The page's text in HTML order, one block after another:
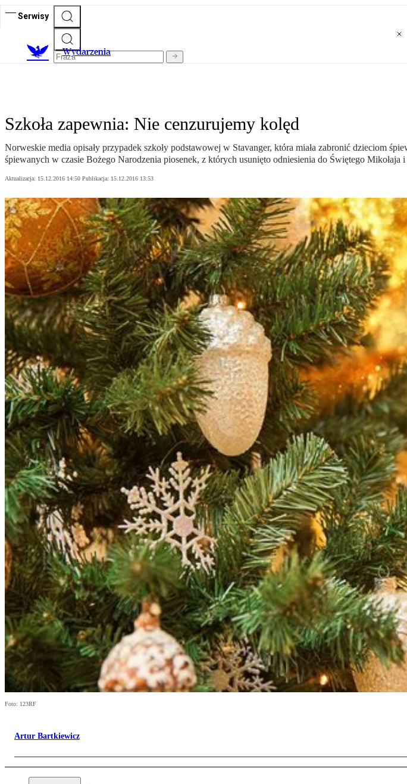
Serwisy
Wydarzenia
Szkoła zapewnia: Nie cenzurujemy kolęd
Norweskie media opisały przypadek szkoły podstawowej w Stavanger, która miała zabronić dzieciom
śpiewanych w czasie Bożego Narodzenia piosenek, z których usunięto odniesienia do Świętego Mikołaja
Aktualizacja: 15.12.2016 14:50 Publikacja: 15.12.2016 13:53
Foto: 123RF
Artur Bartkiewicz